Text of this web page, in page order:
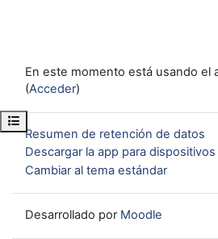
Abrir índice del curso
En este momento está usando el
(Acceder)
Resumen de retención de datos
Descargar la app para
Cambiar al tema estándar
Desarrollado por Moodle